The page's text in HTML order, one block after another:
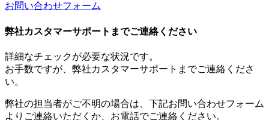
お問い合わせフォーム
弊社カスタマーサポートまでご連絡ください
詳細なチェックが必要な状況です。
お手数ですが、弊社カスタマーサポートまでご連絡くださ
い。
弊社の担当者がご不明の場合は、下記お問い合わせフォーム
よりご連絡いただくか、お電話でご連絡ください。